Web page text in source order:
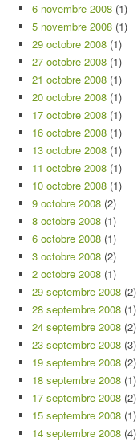
6 novembre 2008 (1)
5 novembre 2008 (1)
29 octobre 2008 (1)
27 octobre 2008 (1)
21 octobre 2008 (1)
20 octobre 2008 (1)
17 octobre 2008 (1)
16 octobre 2008 (1)
13 octobre 2008 (1)
11 octobre 2008 (1)
10 octobre 2008 (1)
9 octobre 2008 (2)
8 octobre 2008 (1)
6 octobre 2008 (1)
3 octobre 2008 (2)
2 octobre 2008 (1)
29 septembre 2008 (2)
28 septembre 2008 (1)
24 septembre 2008 (2)
23 septembre 2008 (3)
19 septembre 2008 (2)
18 septembre 2008 (1)
17 septembre 2008 (2)
15 septembre 2008 (1)
14 septembre 2008 (4)